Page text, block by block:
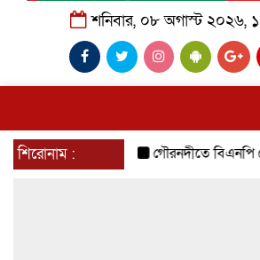
শনিবার, ০৮ অগাস্ট ২০২৬,
শিরোনাম : গৌরনদীতে বিএনপি